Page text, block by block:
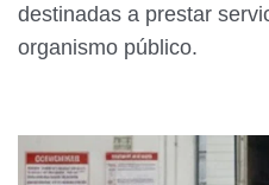
destinadas a prestar
organismo público.